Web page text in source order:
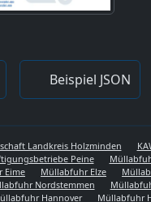
Beispiel JSON
Landkreis Holzminden
Peine
Eime Müllabfuhr Elze
Nordstemmen
Hannover Müllabfuhr